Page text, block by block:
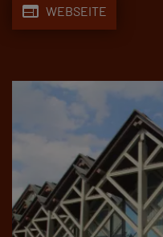
web WEBSEITE